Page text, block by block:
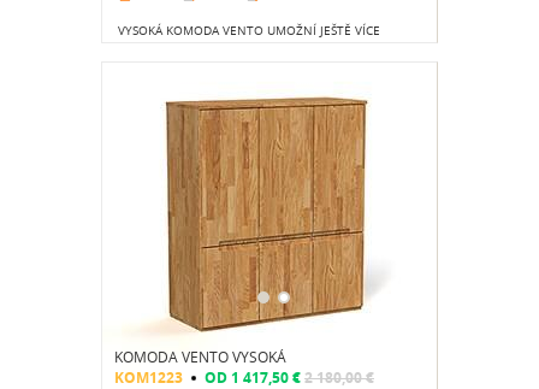
VYSOKÁ KOMODA VENTO UMOŽNÍ JEŠTĚ VÍCE
KOMODA VENTO VYSOKÁ
KOM1223 OD1 417,50 €2 180,00 €